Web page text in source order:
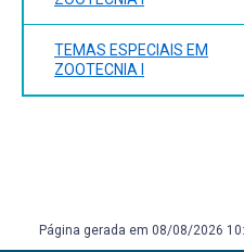
TEMAS ESPECIAIS EM
ZOOTECNIA I
Página gerada em 08/08/2026